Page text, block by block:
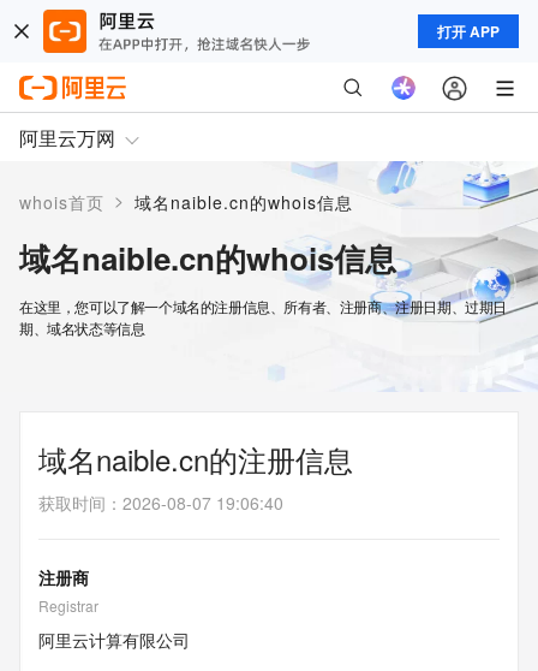
打开 APP
阿里云万网
whois首页 > 域名naible.cn的whois信息
域名naible.cn的whois信息
在这里，您可以了解一个域名的注册信息、所有者、注册商、注册日期、过期日
期、域名状态等信息
域名naible.cn的注册信息
获取时间 ： 2026-08-07 19:06:40
注册商
Registrar
阿里云计算有限公司